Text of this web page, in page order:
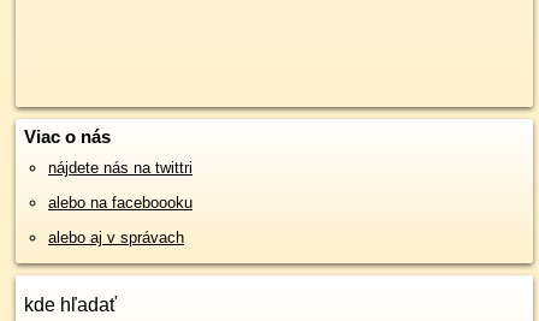
Viac o nás
nájdete nás na twittri
alebo na faceboooku
alebo aj v správach
kde hľadať